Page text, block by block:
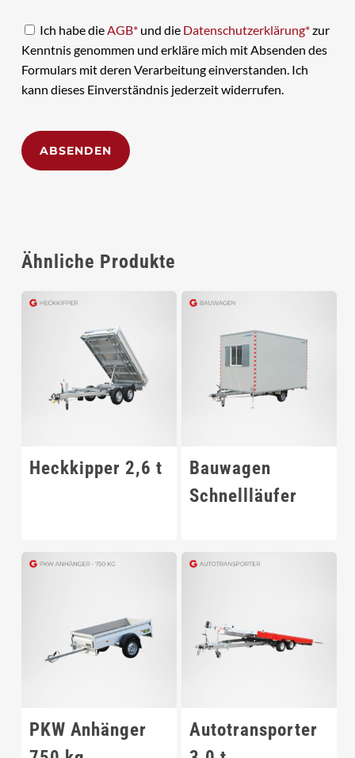
Ich habe dieAGB*und die Datenschutzerklärung*zur
Kenntnis genommen und erkläre mich mit Absenden des
Formulars mit deren Verarbeitung einverstanden. Ich
kann dieses Einverständnis jederzeit widerrufen.
Ähnliche Produkte
Heckkipper 2,6 t
Bauwagen
Schnellläufer
PKW Anhänger
Autotransporter